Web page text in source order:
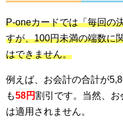
P-oneカードでは「毎回の
すが、100円未満の端数に
はできません。
例えば、お会計の合計が
も58円割引です。当然、お
は適用されません。